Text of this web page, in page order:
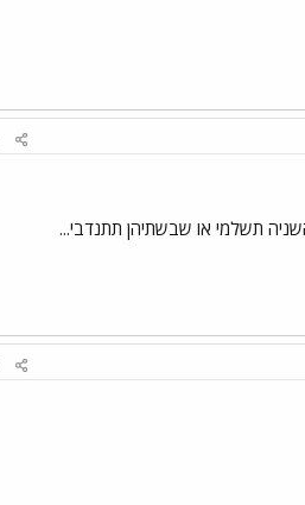
תשלמי או שבשתיהן תתנדבי...